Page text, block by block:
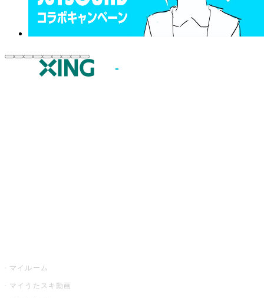
マイルーム
マイうたスキ動画